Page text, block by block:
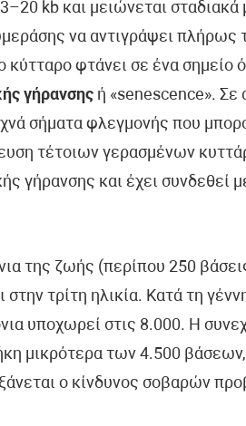
kb και μειώνεται σταδιακά
να αντιγράψει πλήρως
κύτταρο φτάνει σε ένα σημείο
γήρανσης ή «senescence». Σε
σήματα φλεγμονής που
τέτοιων γερασμένων
γήρανσης και έχει συνδεθεί
της ζωής (περίπου 250
τρίτη ηλικία. Κατά τη
υποχωρεί στις 8.000. Η
μικρότερα των 4.500
ο κίνδυνος σοβαρών